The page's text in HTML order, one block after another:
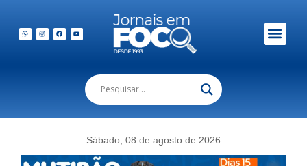
Sábado, 08 de agosto de 2026